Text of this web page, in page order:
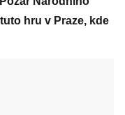
hru v Praze, kde